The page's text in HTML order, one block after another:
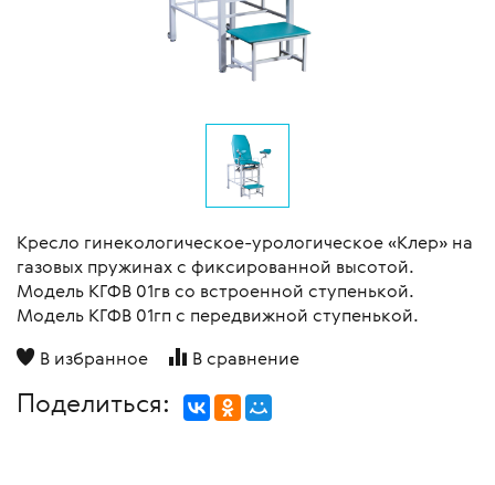
Кресло гинекологическое-урологическое «Клер» на
газовых пружинах с фиксированной высотой.
Модель КГФВ 01гв со встроенной ступенькой.
Модель КГФВ 01гп с передвижной ступенькой.
В избранное
В сравнение
Поделиться: